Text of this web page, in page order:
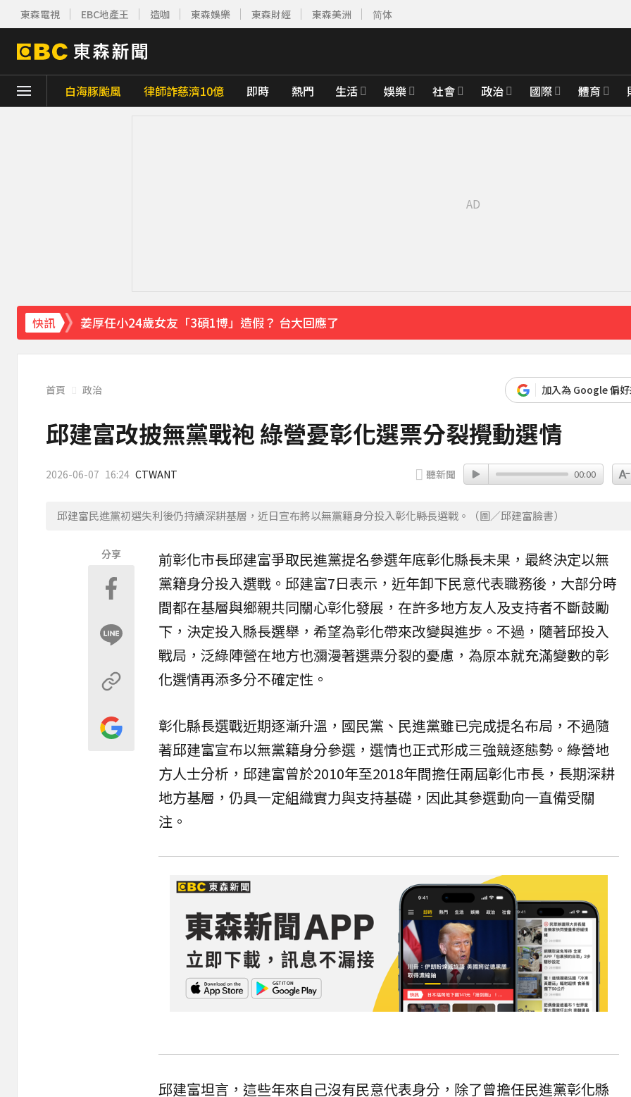
東森電視 EBC地產王 造咖 東森娛樂 東森財經 東森美洲 简体
白海豚颱風 律師詐慈濟10億 即時 熱門 生活 娛樂 社會 政治 國際 體育
快訊
姜厚任小24歲女友「3碩1博」造假？ 台大回應了
下載東森App，隨時掌握天下大小事！
五角大廈再公開UFO檔案 飛官阿富汗驚見「巨大三角形」
首頁 政治 加入為 Google 偏
邱建富改披無黨戰袍 綠營憂彰化選票分裂攪動選情
2026-06-07 16:24 CTWANT 聽新聞 00:00
邱建富民進黨初選失利後仍持續深耕基層，近日宣布將以無黨籍身分投入彰化縣長選戰。（圖／邱建富臉書）
分享 前彰化市長邱建富爭取民進黨提名參選年底彰化縣長未果，最終決定以無
黨籍身分投入選戰。邱建富7日表示，近年卸下民意代表職務後，大部分時
間都在基層與鄉親共同關心彰化發展，在許多地方友人及支持者不斷鼓勵
下，決定投入縣長選舉，希望為彰化帶來改變與進步。不過，隨著邱投入
戰局，泛綠陣營在地方也瀰漫著選票分裂的憂慮，為原本就充滿變數的彰
化選情再添多分不確定性。
彰化縣長選戰近期逐漸升溫，國民黨、民進黨雖已完成提名布局，不過隨
著邱建富宣布以無黨籍身分參選，選情也正式形成三強競逐態勢。綠營地
方人士分析，邱建富曾於2010年至2018年間擔任兩屆彰化市長，長期深耕
地方基層，仍具一定組織實力與支持基礎，因此其參選動向一直備受關
注。
邱建富坦言，這些年來自己沒有民意代表身分，除了曾擔任民進黨彰化縣